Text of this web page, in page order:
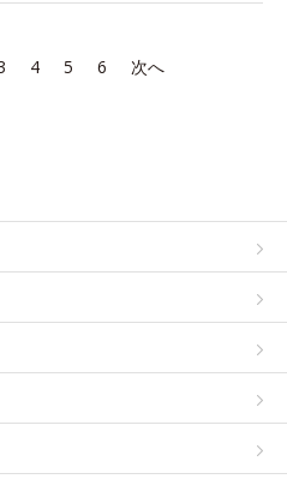
4 5 6 次へ